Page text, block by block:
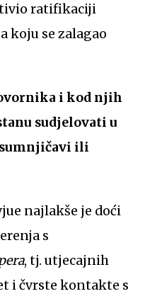
ratifikaciji
koju se zalagao
i kod njih
sudjelovati u
ili
najlakše je doći
s
, tj. utjecajnih
i čvrste kontakte s